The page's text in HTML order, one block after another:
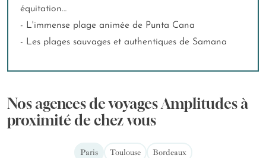
équitation…
- L'immense plage animée de Punta Cana
- Les plages sauvages et authentiques de Samana
Nos agences de voyages Amplitudes à
proximité de chez vous
Paris Toulouse Bordeaux